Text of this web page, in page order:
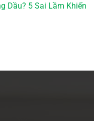
Dầu? 5 Sai Lầm Khiến